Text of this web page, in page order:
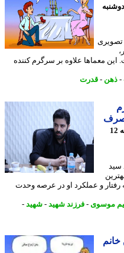
علاوه بر سرگرم کننده
-قدرت
و عملکرد او در عرصه وحدت
-فرزند شهید-شهید-